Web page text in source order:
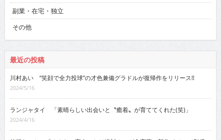
副業・在宅・独立
その他
最近の投稿
川村あい “笑顔で全力投球”の才色兼備グラドルが復帰作をリリース!!
2024/5/16
ランジャタイ 「素晴らしい出会いと〝癒着〟が育ててくれた(笑)」
2024/4/16